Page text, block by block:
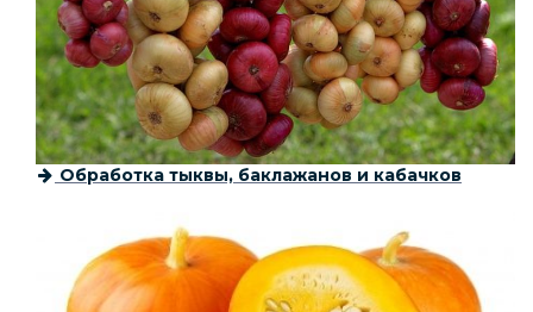
Обработка тыквы, баклажанов и кабачков